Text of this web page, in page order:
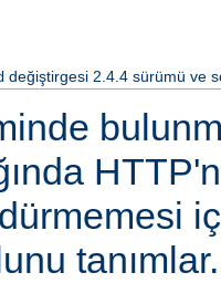
değiştirgesi 2.4.4 sürümü ve